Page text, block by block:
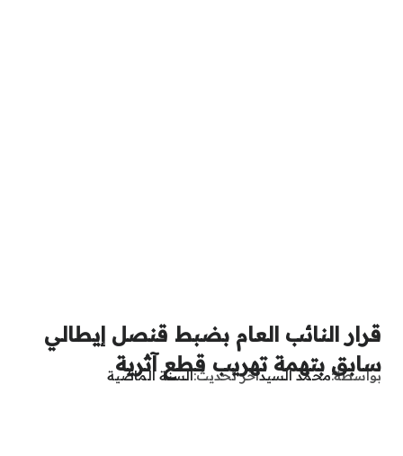
قرار النائب العام بضبط قنصل إيطالي
سابق بتهمة تهريب قطع آثرية
بواسطة محمد السيدآخر تحديثالسنة الماضية